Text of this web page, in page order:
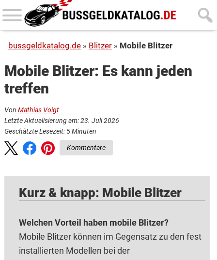
Skip
to
content
Skip
to
sidebar
bussgeldkatalog.de Blitzer Mobile Blitzer
Mobile Blitzer: Es kann jeden
treffen
Von Mathias Voigt
Letzte Aktualisierung am: 23. Juli 2026
Geschätzte Lesezeit: 5Minuten
Kommentare
Kurz & knapp: Mobile Blitzer
Welchen Vorteil haben mobile Bli‌tzer?
Mobile Blit‌zer können im Gegensatz zu den fest
installierten Modellen bei der